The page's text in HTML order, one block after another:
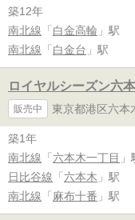
築12年
南北線 「 白金高輪 」駅
南北線 「 白金台 」駅
ロイヤルシーズン六
販売中 東京都港区六本
築1年
南北線 「 六本木一丁目 」
日比谷線 「 六本木 」駅
南北線 「 麻布十番 」駅